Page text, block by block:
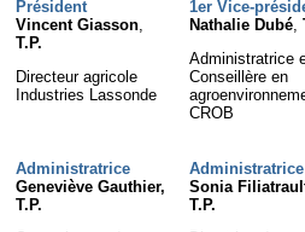
Président
Vincent Giasson,
T.P.
Directeur agricole
Industries Lassonde
1er Vice-
Nathalie Dubé,
Administratrice
Conseillère en
CROB
Administratrice
Geneviève Gauthier,
T.P.
Administratrice
Sonia
T.P.